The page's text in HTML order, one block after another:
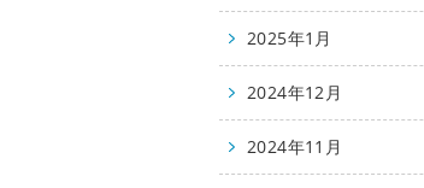
2025年1月
2024年12月
2024年11月